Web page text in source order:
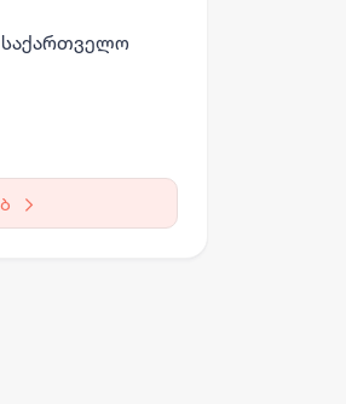
საქართველო